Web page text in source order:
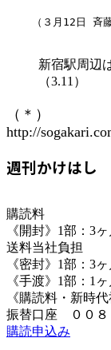
（３月12日 斉
新宿駅周辺
（3.11）
（＊）
http://
週刊かけはし
購読料
《開封》1部：3
送料当社負担
《密封》1部：3
《手渡》1部：1
《購読料・新時代
振替口座 ００８
購読申込み